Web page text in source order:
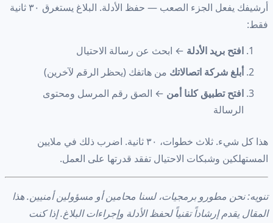
أرشيفك يفعل الجزء الصعب — حفظ الأدلة. البلاغ يستغرق ٣٠ ثانية
فقط:
افتح بريد الأدلة ← ابحث عن رسالة الاحتيال
أبلغ شركة اتصالاتك من هاتفك (يحظر الرقم لآخرين)
افتح تطبيق كلنا أمن ← الصق رقم المرسل ومحتوى
الرسالة
هذا كل شيء. ثلاث خطوات، ٣٠ ثانية. اضرب ذلك في ملايين
المستهلكين وشبكات الاحتيال تفقد قدرتها على العمل.
تنويه: نحن مطورو برمجيات، لسنا محامين أو مسؤولين أمنيين. هذا
المقال يقدم إرشاداً تقنياً لحفظ الأدلة وإجراءات البلاغ. إذا كنت